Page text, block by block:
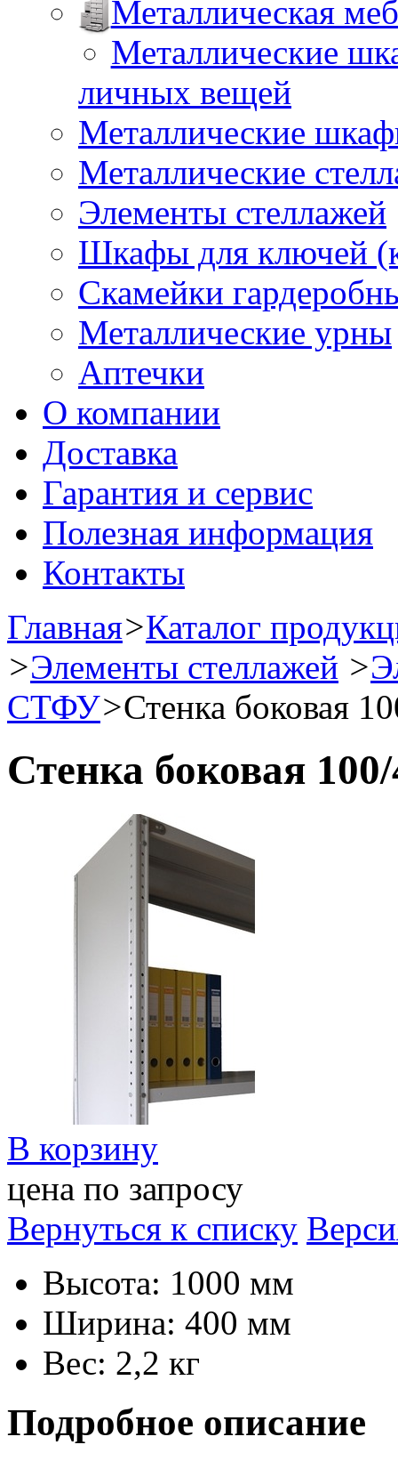
Металлическая
Металлические
личных вещей
Металлические
Металлические
Элементы стеллажей
Шкафы для ключей
Скамейки
Металлические урны
Аптечки
О компании
Доставка
Гарантия и сервис
Полезная информация
Контакты
Главная>Каталог
>Элементы стеллажей >
СТФУ>Стенка боковая
Стенка боковая
В корзину
цена по запросу
Вернуться к списку
Высота: 1000 мм
Ширина: 400 мм
Вес: 2,2 кг
Подробное описание